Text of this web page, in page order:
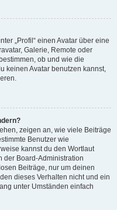
„Profil“ einen Avatar über eine
Galerie, Remote oder
ob und wie die
keinen Avatar benutzen kannst,
zeigen an, wie viele Beiträge
Benutzer wie
kannst du den Wortlaut
der Board-Administration
Beiträge, nur um deinen
dieses Verhalten nicht und ein
unter Umständen einfach